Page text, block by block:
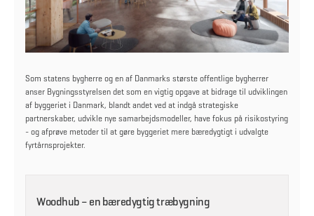
Som statens bygherre og en af Danmarks største offentlige bygherrer
anser Bygningsstyrelsen det som en vigtig opgave at bidrage til udviklingen
af byggeriet i Danmark, blandt andet ved at indgå strategiske
partnerskaber, udvikle nye samarbejdsmodeller, have fokus på risikostyring
- og afprøve metoder til at gøre byggeriet mere bæredygtigt i udvalgte
fyrtårnsprojekter.
Woodhub – en bæredygtig træbygning